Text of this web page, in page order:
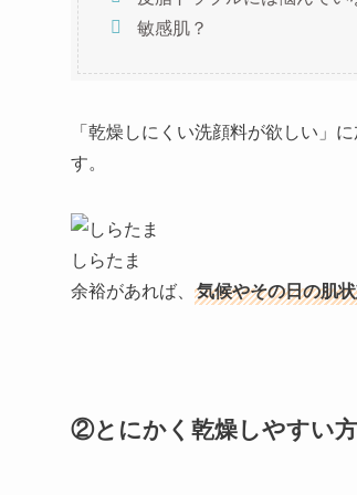
敏感肌？
「乾燥しにくい洗顔料が欲しい」に
す。
しらたま
余裕があれば、 気候やその日の肌
②とにかく乾燥しやすい